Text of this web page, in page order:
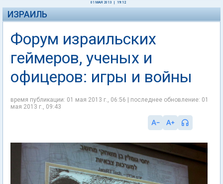
01 МАЯ 2013 19:12
ИЗРАИЛЬ
Форум израильских
геймеров, ученых и
офицеров: игры и войны
время публикации: 01 мая 2013 г., 06:56 | последнее обновление: 01
мая 2013 г., 09:43